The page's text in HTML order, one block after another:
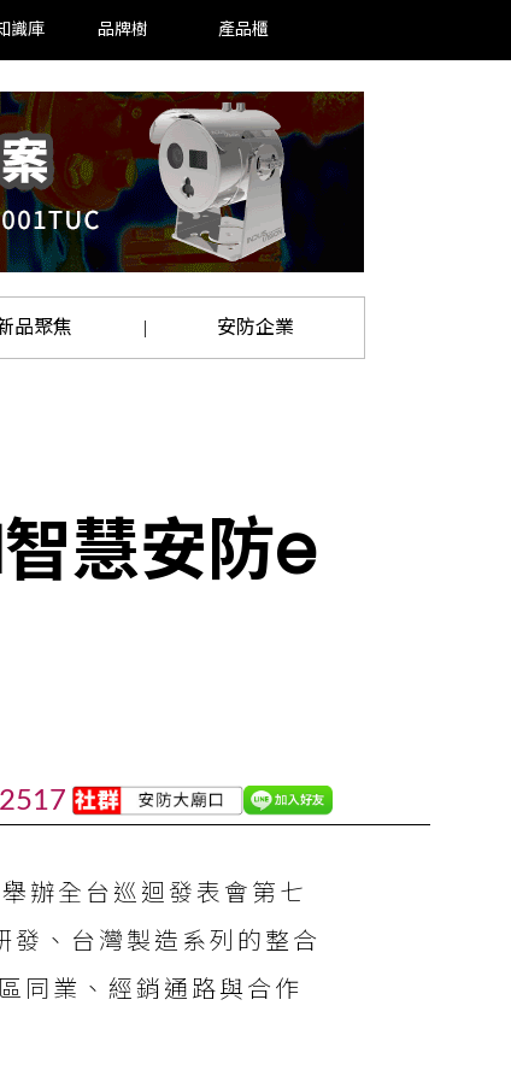
識庫 品牌樹 產品櫃
品聚焦 | 安防企業
慧安防e
2517
辦全台巡迴發表會第七
、台灣製造系列的整合
同業、經銷通路與合作